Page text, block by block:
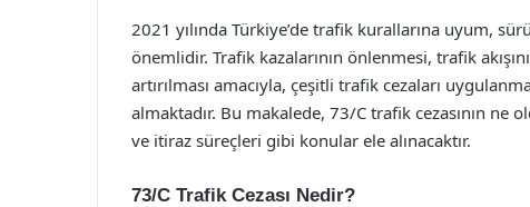
2021 yılında Türkiye’de trafik kurallarına uyum,
önemlidir. Trafik kazalarının önlenmesi, trafik
artırılması amacıyla, çeşitli trafik cezaları
almaktadır. Bu makalede, 73/C trafik cezasının ne
ve itiraz süreçleri gibi konular ele alınacaktır.
73/C Trafik Cezası Nedir?